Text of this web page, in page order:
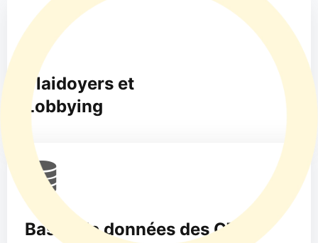
Plaidoyers et
Lobbying
Bases de données des CTD